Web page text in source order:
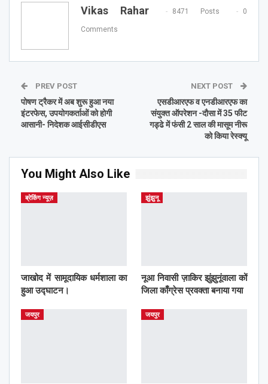
Vikas Rahar 8471 Posts 0
Comments
PREV POST
पोषण ट्रैकर में अब शुरू हुआ नया
इंटरफेस, उपयोगकर्ताओं को होगी
आसानी- निदेशक आईसीडीएस
NEXT POST
एसडीआरएफ व एनडीआरएफ का
संयुक्त ऑपरेशन -दौसा में 35 फीट
गड्ढे में फंसी 2 साल की मासूम नीरू
को किया रेस्क्यू
You Might Also Like
ब्रेकिंग न्यूज़
जाखोद में सामूदायिक धर्मशाला का
हुआ उद्घाटन।
झुंझुनू
नूआ निवासी ज़ाकिर झुंझुनूंवाला कों
जिला काँग्रेस प्रवक्ता बनाया गया
जयपुर जयपुर